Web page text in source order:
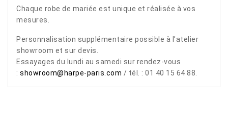
Chaque robe de mariée est unique et réalisée à vos
mesures.
Personnalisation supplémentaire possible à l’atelier
showroom et sur devis.
Essayages du lundi au samedi sur rendez-vous
: showroom@harpe-paris.com / tél. : 01 40 15 64 88.